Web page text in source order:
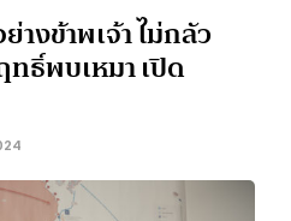
งข้าพเจ้า ไม่กลัว
ธิ์พบเหมา เปิด